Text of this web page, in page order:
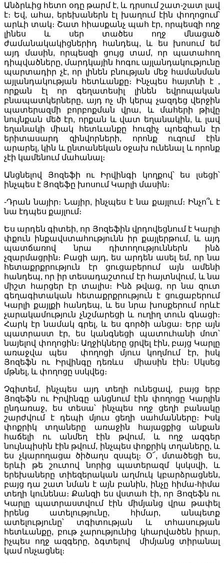
Անձրևից հետո օդը թարմ է, և դրսում շատ-շատ լավ
է։ Եվ, ահա, երեխաներն էլ խաղում էին փողոցում՝
արևի տակ։ Շատ հիասքանչ պահ էր, որպեսզի ողջ
լինես և սեր տածես ողջ մնացած
ժամանակակիցներիդ հանդեպ, և ես խոսում եմ
այդ մասին, որպեսզի ցույց տամ, որ պատահող
դիպվածները, մարդկային հոգու այլանդակությունը
պարտադիր չէ, որ լինեն բնության մեջ համանման
այլանդակության հետևանքը։ Ինչպես հայտնի է ,
որքան էլ որ գեղատեսիլ լինեն եվրոպական
բնապատկերները, այդ ոչ մի կերպ չազդեց վերջին
պատերազմի բորբոքման վրա, և մահերի թիվը
նույնքան մեծ էր, որքան և վատ եղանակին, և լավ
եղանակի միակ հետևանքը հուզիչ պոեզիան էր
երիտասարդ զինվորների, որոնք ուզում էին
արարել, կին և ընտանեկան օջախ ունենալ և որոնք
չէի կամենում մահանալ։
Անցնելով Յոզեֆի ու Իրվինգի կողքով՝ ես լսեցի՝
ինչպես է Յոզեֆը խոսում Կարլի մասին։
-Դրան նայիր։ Նայիր, ինչպես է նա քայլում։ Ինչո՞ւ է
նա էդպես քայլում։
Ես արդեն գիտեի, որ Յոզեֆին վրդովեցնում է Կարլի
փքուն ինքավստահությունն իր քայլերթում, և այդ
պատճառով նրա դիտողություններն ինձ
չզարմացրին։ Բացի այդ, ես արդեն ասել եմ, որ նա
հետաքրքրություն էր ցուցաբերում այն ամենի
հանդեպ, որ իր տեսադաշտում էր հայտնվում, և նա
միշտ հարցեր էր տալիս։ Ինձ թվաց, որ նա զուտ
գեղագիտական հետաքրքրություն է ցուցաբերում
Կարլի քայլքի հանդեպ, և ես նրա խոսքերում որևէ
չարակամություն չնշմարեցի և ուղիղ տուն գնացի։
Հարկ էր նամակ գրել, և ես գործի անցա։ Երբ այն
պատրաստ էր, ես կանգնեցի պատուհանի մոտ՝
նայելով փողոցին։ Աղջիկները ցրվել էին, բայց Կարլը
առաջվա պես փողոցի մյուս կողմում էր, իսկ
Յոզեֆն ու Իրվինգը դեռևս միասին էին։ Սկսեց
մթնել, և փողոցը սսկվեց։
Չգիտեմ, ինչպես այդ տեղի ունեցավ, բայց երբ
Յոզեֆն ու Իրվինգը անցնում էին փողոցը Կարլին
ընդառաջ, ես տեսա՝ ինչպես ողջ ցեղի բանակը
շարժվում է դեպի մյուս ցեղի սահմանները։ Իսկ
փոքրիկ տղաները առաջին հայացքից անքան
հաճելի ու անմեղ էին թվում, և ողջ ազգեր
նույնպիսին էին թվում, ինչպես փոքրիկ տղաները, և
ես չկարողացա ծիծաղս զսպել։ Օ՜, մտածեցի ես,
երևի թե շուտով նորից պատերազմ կսկսվի, և
երեխաները տիեզերական աղմուկ կբարձրացնեն,
բայց դա շատ նման է այն բանին, ինչը հիմա-հիմա
տեղի կունենա։ Քանզի ես վստահ էի, որ Յոզեֆն ու
Կարլը պատրաստվում էին միմյանց վրա թափել
իրենց ատելությունը, հիմար, անպետք
ատելությունը՝ տգիտության և տհասության
հետևանքը, բութ չարությունից կհարվածեն իրար,
իչպես ողջ ազգերը, ձգտելով միմյանց տիրանալ
կամ ոնչացնել։